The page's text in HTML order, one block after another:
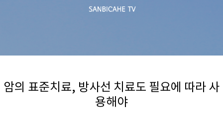
암의 표준치료, 방사선 치료도 필요에 따라 사
용해야